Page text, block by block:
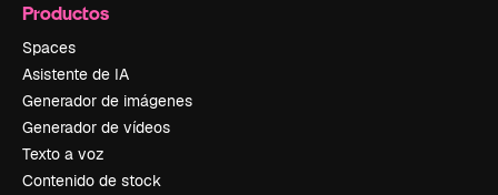
Productos
Spaces
Asistente de IA
Generador de imágenes
Generador de vídeos
Texto a voz
Contenido de stock